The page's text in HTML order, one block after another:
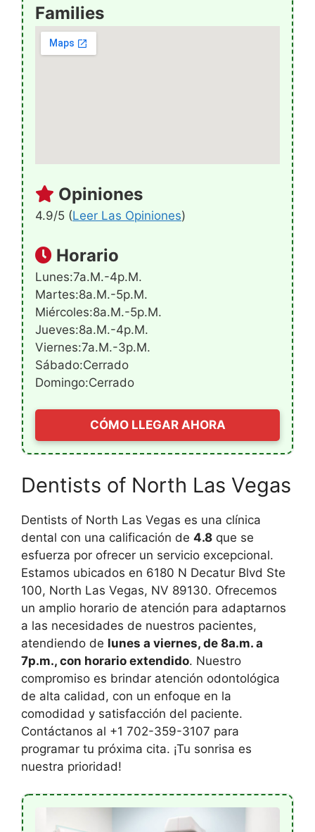
Families
Opiniones
4.9/5 (Leer Las Opiniones)
Horario
Lunes:7a.m.-4p.m.
Martes:8a.m.-5p.m.
Miércoles:8a.m.-5p.m.
Jueves:8a.m.-4p.m.
Viernes:7a.m.-3p.m.
Sábado:Cerrado
Domingo:Cerrado
CÓMO LLEGAR AHORA
Dentists of North Las Vegas
Dentists of North Las Vegas es una clínica
dental con una calificación de 4.8 que se
esfuerza por ofrecer un servicio excepcional.
Estamos ubicados en 6180 N Decatur Blvd Ste
100, North Las Vegas, NV 89130. Ofrecemos
un amplio horario de atención para adaptarnos
a las necesidades de nuestros pacientes,
atendiendo de lunes a viernes, de 8a.m. a
7p.m., con horario extendido. Nuestro
compromiso es brindar atención odontológica
de alta calidad, con un enfoque en la
comodidad y satisfacción del paciente.
Contáctanos al +1 702-359-3107 para
programar tu próxima cita. ¡Tu sonrisa es
nuestra prioridad!